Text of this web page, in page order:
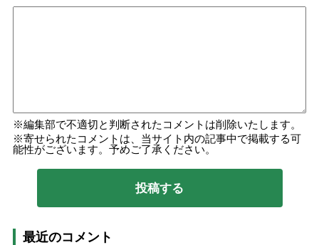
編集部で不適切と判断されたコメントは削除いたします。
寄せられたコメントは、当サイト内の記事中で掲載する可
能性がございます。予めご了承ください。
最近のコメント